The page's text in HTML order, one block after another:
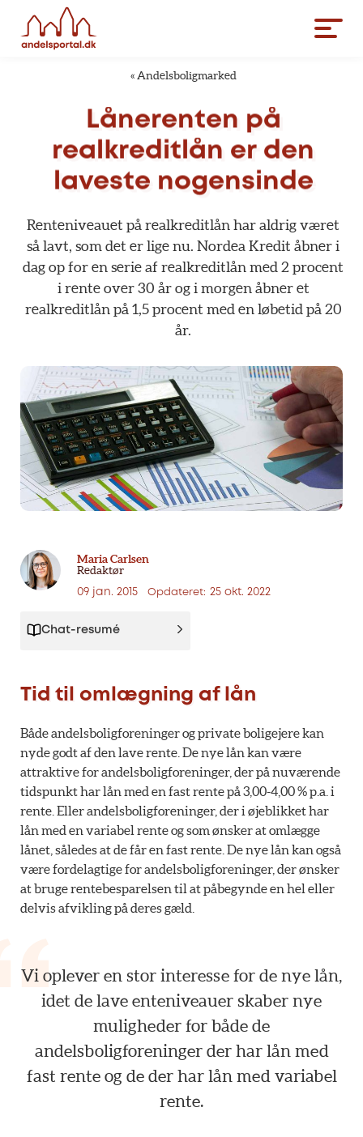
« Andelsboligmarked
Lånerenten på
realkreditlån er den
laveste nogensinde
Renteniveauet på realkreditlån har aldrig været
så lavt, som det er lige nu. Nordea Kredit åbner i
dag op for en serie af realkreditlån med 2 procent
i rente over 30 år og i morgen åbner et
realkreditlån på 1,5 procent med en løbetid på 20
år.
Maria Carlsen
Redaktør
09 jan. 2015 Opdateret: 25 okt. 2022
Chat-resumé
Tid til omlægning af lån
Både andelsboligforeninger og private boligejere kan
nyde godt af den lave rente. De nye lån kan være
attraktive for andelsboligforeninger, der på nuværende
tidspunkt har lån med en fast rente på 3,00-4,00 % p.a. i
rente. Eller andelsboligforeninger, der i øjeblikket har
lån med en variabel rente og som ønsker at omlægge
lånet, således at de får en fast rente. De nye lån kan også
være fordelagtige for andelsboligforeninger, der ønsker
at bruge rentebesparelsen til at påbegynde en hel eller
delvis afvikling på deres gæld.
Vi oplever en stor interesse for de nye lån,
idet de lave enteniveauer skaber nye
muligheder for både de
andelsboligforeninger der har lån med
fast rente og de der har lån med variabel
rente.